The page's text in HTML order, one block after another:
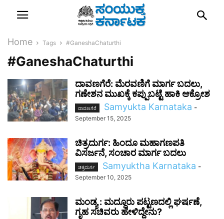
Home Tags #GaneshaChaturthi
#GaneshaChaturthi
ದಾವಣಗೆರೆ: ಮೆರವಣಿಗೆ ಮಾರ್ಗ ಬದಲು,
ಗಣೇಶನ ಮುಖಕ್ಕೆ ಕಪ್ಪುಬಟ್ಟೆ ಹಾಕಿ ಆಕ್ರೋಶ
ದಾವಣಗೆರೆ Samyukta Karnataka -
September 15, 2025
ಚಿತ್ರದುರ್ಗ: ಹಿಂದೂ ಮಹಾಗಣಪತಿ
ವಿಸರ್ಜನೆ, ಸಂಚಾರ ಮಾರ್ಗ ಬದಲು
ಚಿತ್ರದುರ್ಗ Samyuktha Karnataka -
September 10, 2025
ಮಂಡ್ಯ : ಮದ್ದೂರು ಪಟ್ಟಣದಲ್ಲಿ ಘರ್ಷಣೆ,
ಗೃಹ ಸಚಿವರು ಹೇಳಿದ್ದೇನು?